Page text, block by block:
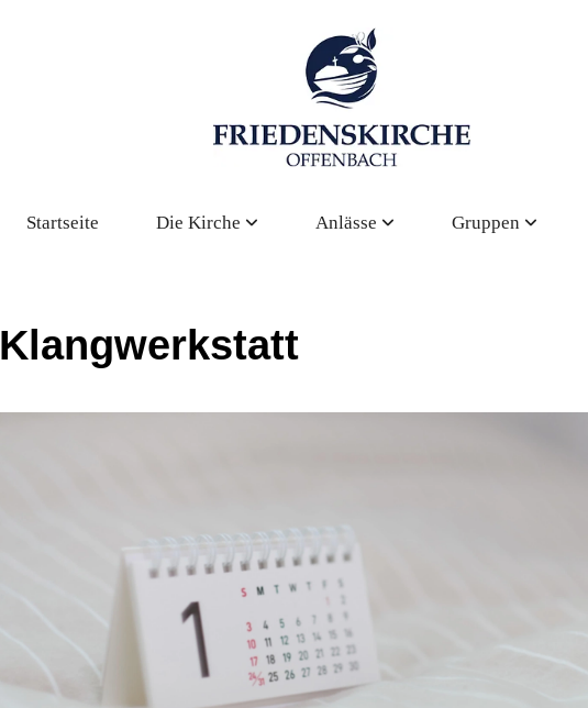
Startseite Die Kirche Anlässe Gruppen
Klangwerkstatt